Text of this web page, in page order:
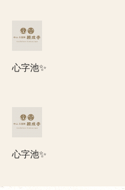
心字池✨
心字池✨